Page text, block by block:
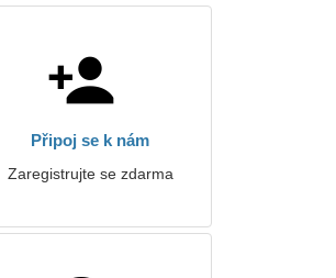
Připoj se k nám
Zaregistrujte se zdarma